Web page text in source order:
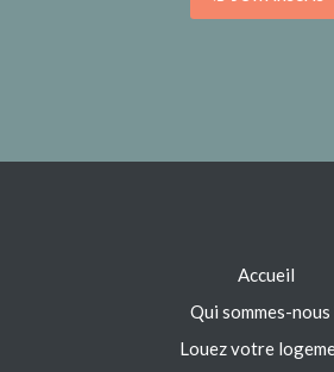
Accueil
Qui sommes-nous
Louez votre